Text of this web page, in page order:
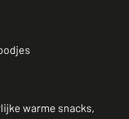
warme snacks,